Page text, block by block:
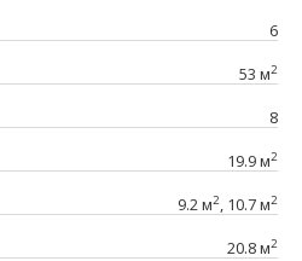
6
53 м2
8
19.9 м2
9.2 м2, 10.7 м2
20.8 м2